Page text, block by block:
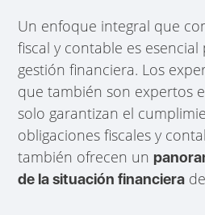
Un enfoque integral que
fiscal y contable es
gestión financiera. Los
que también son expertos
solo garantizan el
obligaciones fiscales y
también ofrecen un
de la situación financiera